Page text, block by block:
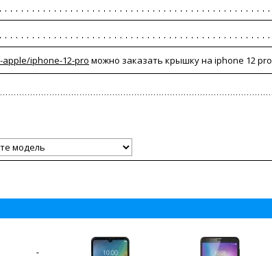
iphone-12-pro можно заказать крышку на iphone 12 pro